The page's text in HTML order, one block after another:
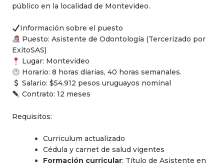
público en la localidad de Montevideo.
Información sobre el puesto
Puesto: Asistente de Odontología (Tercerizado por
ExitoSAS)
Lugar: Montevideo
Horario: 8 horas diarias, 40 horas semanales.
Salario: $54.912 pesos uruguayos nominal
Contrato: 12 meses
Requisitos:
Curriculum actualizado
Cédula y carnet de salud vigentes
Formación curricular: Título de Asistente en